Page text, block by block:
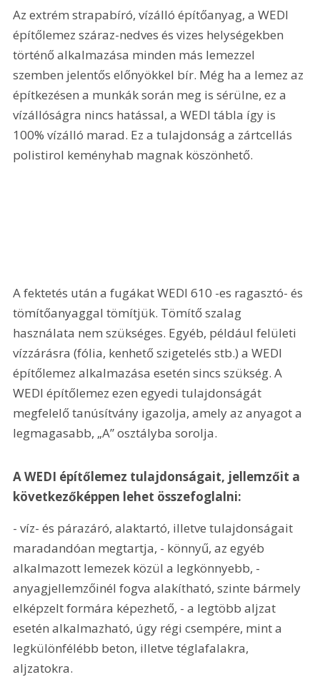
Az extrém strapabíró, vízálló építőanyag, a WEDI
építőlemez száraz-nedves és vizes helységekben
történő alkalmazása minden más lemezzel
szemben jelentős előnyökkel bír. Még ha a lemez az
építkezésen a munkák során meg is sérülne, ez a
vízállóságra nincs hatással, a WEDI tábla így is
100% vízálló marad. Ez a tulajdonság a zártcellás
polistirol keményhab magnak köszönhető.
A fektetés után a fugákat WEDI 610 -es ragasztó- és
tömítőanyaggal tömítjük. Tömítő szalag
használata nem szükséges. Egyéb, például felületi
vízzárásra (fólia, kenhető szigetelés stb.) a WEDI
építőlemez alkalmazása esetén sincs szükség. A
WEDI építőlemez ezen egyedi tulajdonságát
megfelelő tanúsítvány igazolja, amely az anyagot a
legmagasabb, „A” osztályba sorolja.
A WEDI építőlemez tulajdonságait, jellemzőit a
következőképpen lehet összefoglalni:
- víz- és párazáró, alaktartó, illetve tulajdonságait
maradandóan megtartja, - könnyű, az egyéb
alkalmazott lemezek közül a legkönnyebb, -
anyagjellemzőinél fogva alakítható, szinte bármely
elképzelt formára képezhető, - a legtöbb aljzat
esetén alkalmazható, úgy régi csempére, mint a
legkülönfélébb beton, illetve téglafalakra,
aljzatokra.